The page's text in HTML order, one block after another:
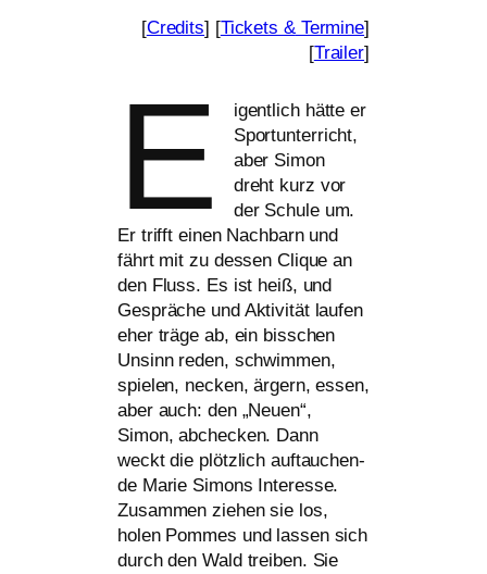
[Credits] [Tickets &Termine]
[Trailer]
E
igentlich hät­te er
Sportunterricht,
aber Simon
dreht kurz vor
der Schule um.
Er trifft einen Nachbarn und
fährt mit zu des­sen Clique an
den Fluss. Es ist heiß, und
Gespräche und Aktivität lau­fen
eher trä­ge ab, ein biss­chen
Unsinn reden, schwim­men,
spie­len, necken, ärgern, essen,
aber auch: den „Neuen“,
Simon, abche­cken. Dann
weckt die plötz­lich auf­tau­chen­
de Marie Simons Interesse.
Zusammen zie­hen sie los,
holen Pommes und las­sen sich
durch den Wald trei­ben. Sie